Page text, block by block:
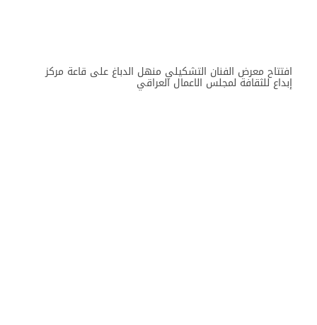
افتتاح معرض الفنان التشكيلي منهل الدباغ على قاعة مركز
إبداع للثقافة لمجلس الاعمال العراقي